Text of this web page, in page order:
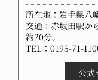
所在地：岩手県八
交通：赤坂田駅か
約20分。
TEL：0195-71-
公式